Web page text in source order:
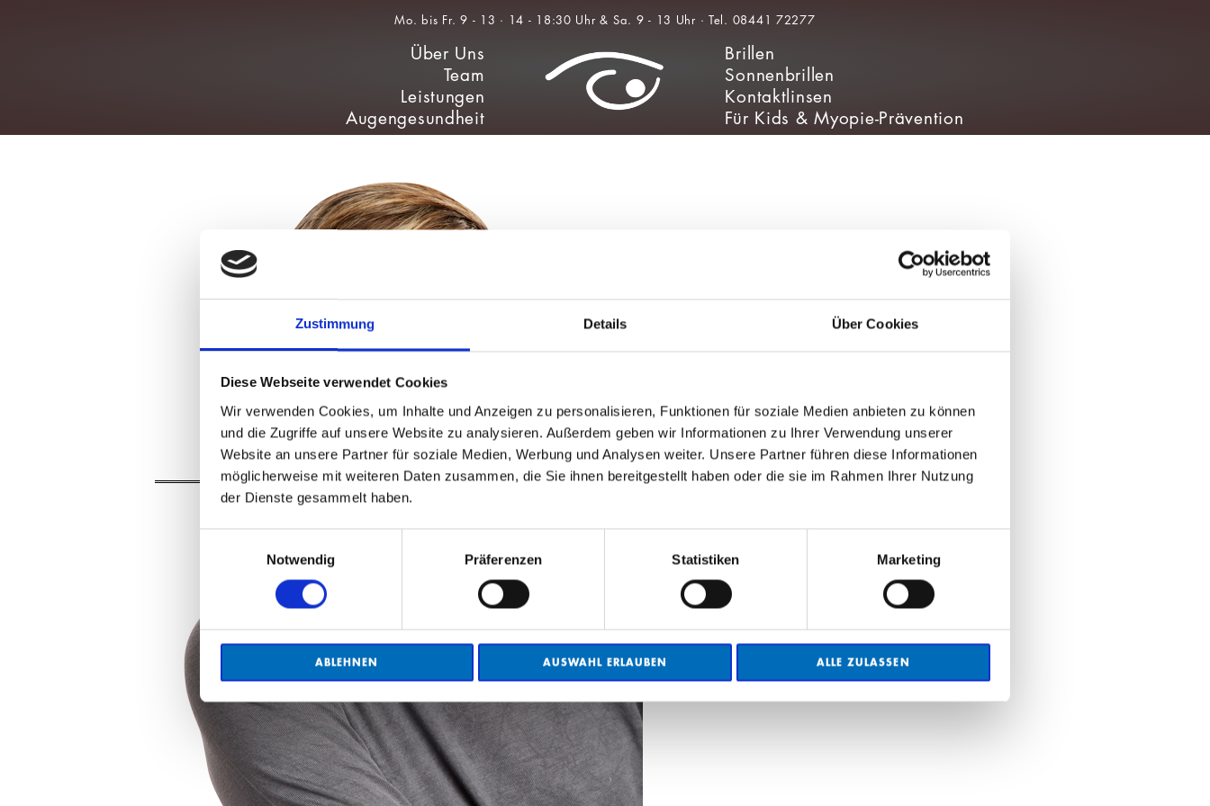
Zustimmung Details Über Cookies
Diese Webseite verwendet Cookies
Wir verwenden Cookies, um Inhalte und Anzeigen zu personalisieren, Funktionen für soziale Medien anbieten zu können
und die Zugriffe auf unsere Website zu analysieren. Außerdem geben wir Informationen zu Ihrer Verwendung unserer
Website an unsere Partner für soziale Medien, Werbung und Analysen weiter. Unsere Partner führen diese Informationen
möglicherweise mit weiteren Daten zusammen, die Sie ihnen bereitgestellt haben oder die sie im Rahmen Ihrer Nutzung
der Dienste gesammelt haben.
Notwendig
Präferenzen Statistiken Marketing
ABLEHNEN AUSWAHL ERLAUBEN ALLE ZULASSEN
Über Uns
Team
Leistungen
Augengesundheit
Brillen
Sonnenbrillen
Kontaktlinsen
Für Kids & Myopie-Prävention